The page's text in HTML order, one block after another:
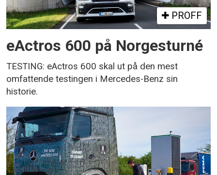
PROFF
eActros 600 på Norgesturné
TESTING: eActros 600 skal ut på den mest
omfattende testingen i Mercedes-Benz sin
historie.